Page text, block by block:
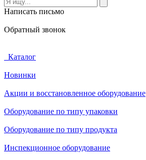
Написать письмо
Обратный звонок
Каталог
Новинки
Акции и восстановленное оборудование
Оборудование по типу упаковки
Оборудование по типу продукта
Инспекционное оборудование